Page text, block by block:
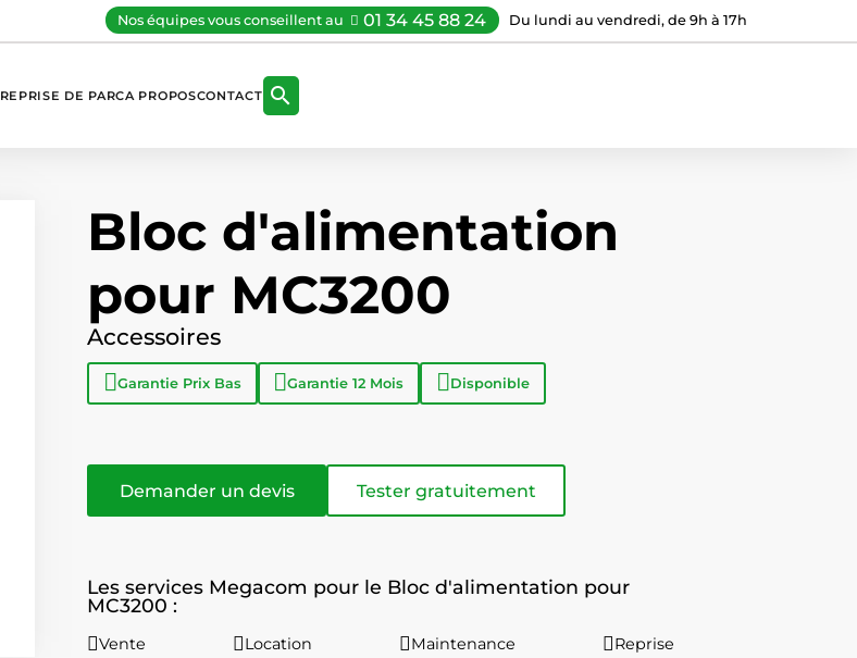
Nos équipes vous conseillent au 01 34 45 88 24 Du lundi au vendredi, de 9h à 17h
REPRISE DE PARCA PROPOSCONTACT 
Bloc d'alimentation
pour MC3200
Accessoires
Garantie Prix Bas Garantie 12 Mois Disponible
Demander un devis Tester gratuitement
Les services Megacom pour le Bloc d'alimentation pour
MC3200 :
Vente Location Maintenance Reprise